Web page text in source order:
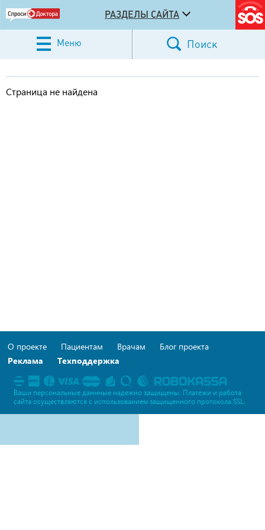
РАЗДЕЛЫ САЙТА
Меню Поиск
Страница не найдена
О проекте Пациентам Врачам
Блог проекта
Реклама
Техподдержка
Ваши персональные даннные надежно защищены. Платежи и работа
сайта осуществляются c использованием защищенного протокола SSL.